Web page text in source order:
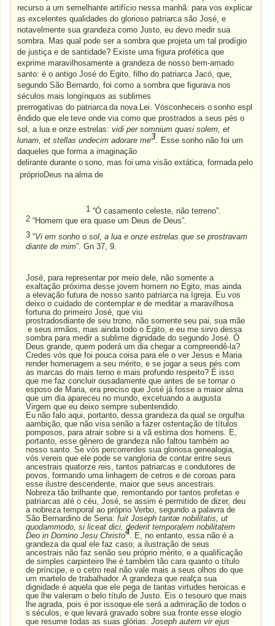
recurso a um semelhante artifício nessa manhã: para vos explicar
as excelentes qualidades do glorioso patriarca são José, e
notavelmente sua grandeza como Justo, eu devo medir sua
sombra. Mas qual pode ser a sombra que projeta um tal prodígio
de justiça e de santidade? Existe uma figura profética que
exprime maravilhosamente a grandeza de nosso bem-amado
santo: é o antigo José do Egito, filho do patriarca Jacó, que,
segundo São Bernardo, foi como a sombra que figurava nos
séculos mais longínquos as sublimes
prerrogativas do patriarca da nova Lei. Vósconheceis o sonho espl
êndido que ele teve onde via como que prostrados a seus pés o
sol, a lua e onze estrelas:vidi per somnium quasi solem, et
lunam, et stellas undecim adorareme3
Esse sonho não foi um
daqueles que forma a imaginação
delirante durante o sono, mas foi uma visão extática, formada pelo
próprioDeus na alma de
1“Ó casamento celeste, não terreno”.
2 “Homem que era quase um Deus de Deus”.
3 “Vi em sonho o sol, a lua e onze estrelas que se prostravam
diante de mim”. Gn 37, 9.
José, para representar por meio dele, não somente a
exaltação próxima desse jovem homem no Egito, mas ainda
a elevação futura de nosso santo patriarca na Igreja. Eu vos
deixo o cuidado de contemplar e de meditar a maravilhosa
fortuna do primeiro José, que viu
prostradosdiante de seu trono, não somente seu pai, sua mãe
e seus irmãos, mas ainda todo o Egito, e eu me sirvo dessa
sombra para medir a sublime dignidade do segundo José. Ó
Deus grande, quem poderá um dia chegar a compreendê-la?
Credes vós que foi pouca coisa para ele o ver Jesus e Maria
render homenagem a seu mérito, e se jogar a seus pés com
as marcas do mais terno e mais profundo respeito? É isso
que me faz concluir ousadamente que antes de se tornar o
esposo de Maria, era preciso que José já fosse a maior alma
que um dia apareceu no mundo, excetuando a augusta
Virgem que eu deixo sempre subentendido.
Eu não falo aqui, portanto, dessa grandeza da qual se orgulha
aambição, que não visa senão a fazer ostentação de títulos
pomposos, para atrair sobre si a vã estima dos homens. E,
portanto, esse gênero de grandeza não faltou também ao
nosso santo. Se vós percorrerdes sua gloriosa genealogia,
vós vereis que ele pode se vangloria de contar entre seus
ancestrais quatorze reis, tantos patriarcas e condutores de
povos, formando uma linhagem de cetros e de coroas para
esse ilustre descendente, maior que seus ancestrais.
Nobreza tão brilhante que, remontando por tantos profetas e
patriarcas até o céu, José, se assim é permitido de dizer, deu
a nobreza temporal ao próprio Verbo, segundo a palavra de
São Bernardino de Sena: fuit Joseph tantæ nobilitatis, ut
quodammodo, si liceat dici, dederit temporalem nobilitatem
Deo in Domino Jesu Christo4. E, no entanto, essa não é a
grandeza da qual ele faz caso; a ilustração de seus
ancestrais não faz senão seu próprio mérito, e a qualificação
de simples carpinteiro lhe é também tão cara quanto o título
de príncipe, e o cetro real não vale mais a seus olhos do que
um martelo de trabalhador. A grandeza que realça sua
dignidade é aquela que ele pega de tantas virtudes heroicas e
que lhe valeram o belo título de Justo. Eis o tesouro que mais
lhe agrada, pois é por issoque ele será a admiração de todos o
s séculos, e que levará gravado sobre sua fronte esse elogio
que resume todas as suas glórias: Joseph autem vir ejus